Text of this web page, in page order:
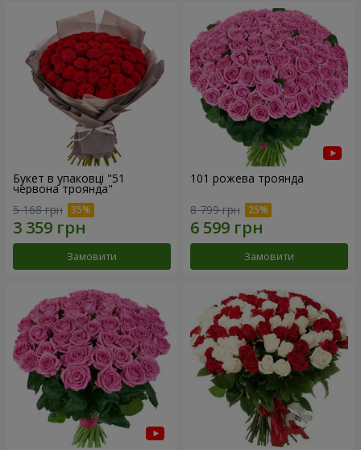
Букет в упаковці "51
червона троянда"
5 168 грн
Замовити
101 рожева троянда
8 799 грн
Замовити